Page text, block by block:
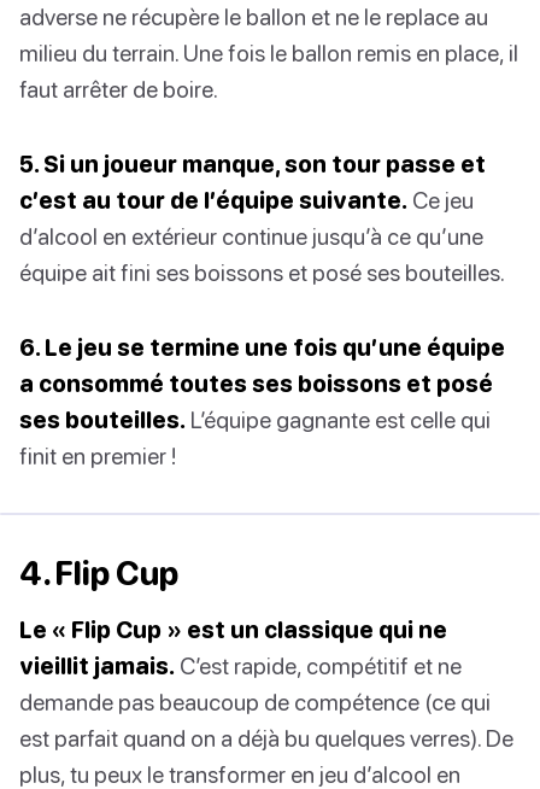
adverse ne récupère le ballon et ne le replace au
milieu du terrain. Une fois le ballon remis en place, il
faut arrêter de boire.
5. Si un joueur manque, son tour passe et
c’est au tour de l’équipe suivante. Ce jeu
d’alcool en extérieur continue jusqu’à ce qu’une
équipe ait fini ses boissons et posé ses bouteilles.
6. Le jeu se termine une fois qu’une équipe
a consommé toutes ses boissons et posé
ses bouteilles. L’équipe gagnante est celle qui
finit en premier !
4. Flip Cup
Le « Flip Cup » est un classique qui ne
vieillit jamais. C’est rapide, compétitif et ne
demande pas beaucoup de compétence (ce qui
est parfait quand on a déjà bu quelques verres). De
plus, tu peux le transformer en jeu d’alcool en